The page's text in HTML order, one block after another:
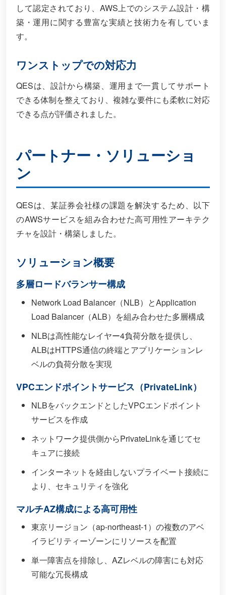
して認定されており、AWS上でのシステム設計・構
築・運用に関する豊富な実績と技術力を有していま
す。
ワンストップでの対応力
QESは、設計から構築、運用まで一貫してサポート
できる体制を整えており、複雑な要件にも柔軟に対応
できる点が評価されました。
パートナー・ソリューショ
ン
QESは、某証券会社様の課題を解決するため、以下
のAWSサービスを組み合わせた高可用性アーキテク
チャを設計・構築しました。
ソリューション概要
多層ロードバランサー構成
Network Load Balancer（NLB）とApplication
Load Balancer（ALB）を組み合わせた多層構成
NLBは高性能なレイヤー4負荷分散を提供し、
ALBはHTTPS通信の終端とアプリケーションレ
ベルの負荷分散を実現
VPCエンドポイントサービス（PrivateLink）
NLBをバックエンドとしたVPCエンドポイント
サービスを作成
ネットワーク提供側からPrivateLinkを通じてセ
キュアに接続
インターネットを経由しないプライベート接続に
より、セキュリティを強化
マルチAZ構成による高可用性
東京リージョン（ap-northeast-1）の複数のアベ
イラビリティーゾーンにリソースを配置
単一障害点を排除し、AZレベルの障害にも対応
可能な冗長構成